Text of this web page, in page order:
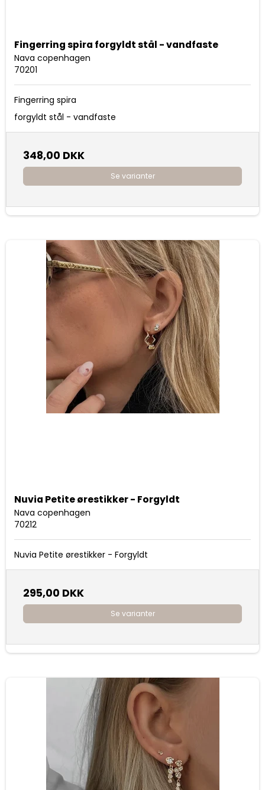
Fingerring spira forgyldt stål - vandfaste
Nava copenhagen
70201
Fingerring spira
forgyldt stål - vandfaste
348,00 DKK
Se varianter
Nuvia Petite ørestikker - Forgyldt
Nava copenhagen
70212
Nuvia Petite ørestikker - Forgyldt
295,00 DKK
Se varianter